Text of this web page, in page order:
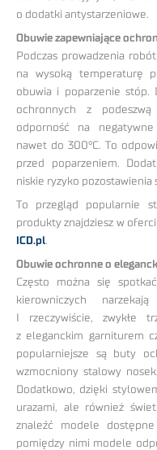
o dodatki antystarzeniowe.
Obuwie zapewniające
Podczas prowadzenia
na wysoką temperaturę
obuwia i poparzenie stóp.
ochronnych z
odporność na negatywne
nawet do 300°C. To
przed poparzeniem.
niskie ryzyko pozostawienia
To przegląd popularnie
produkty znajdziesz w
ICD.pl.
Obuwie ochronne o
Często można się
kierowniczych
I rzeczywiście, zwykłe
z eleganckim garniturem
popularniejsze są buty
wzmocniony stalowy
Dodatkowo, dzięki
urazami, ale również
znaleźć modele
pomiędzy nimi modele